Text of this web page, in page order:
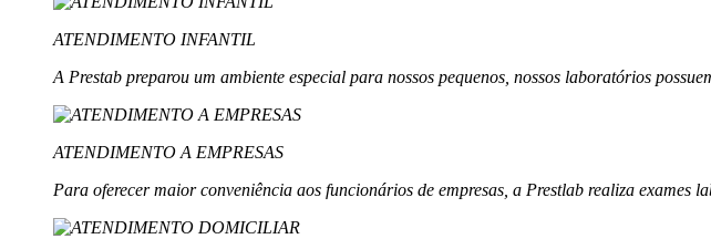
ATENDIMENTO INFANTIL
A Prestab preparou um ambiente especial para nossos pequenos, nossos laboratórios
ATENDIMENTO A EMPRESAS
Para oferecer maior conveniência aos funcionários de empresas, a Prestlab realiza exames